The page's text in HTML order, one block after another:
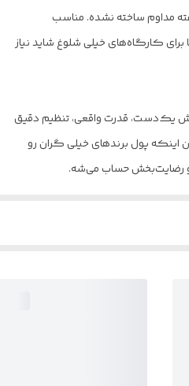
کار صنعتی سنگین ۸ ساعته مداوم ساخته نشده. مناسب
برای کارگاه‌های خیلی شلوغ شاید نیاز
یک‌دست، قدرت واقعی، تنظیم دقیق
پول برندهای خیلی گران رو
رضایت‌بخش حساب می‌شه.